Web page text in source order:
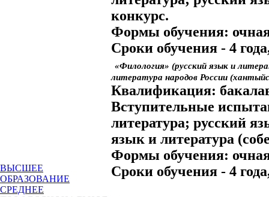
ВЫСШЕЕ
ОБРАЗОВАНИЕ
СРЕДНЕЕ
конкурс.
Формы обучения:
Сроки обучения - 4
«Филология» (русский язык и
литература народов России
Квалификация:
Вступительные
литература; русский
язык и литература
Формы обучения:
Сроки обучения - 4